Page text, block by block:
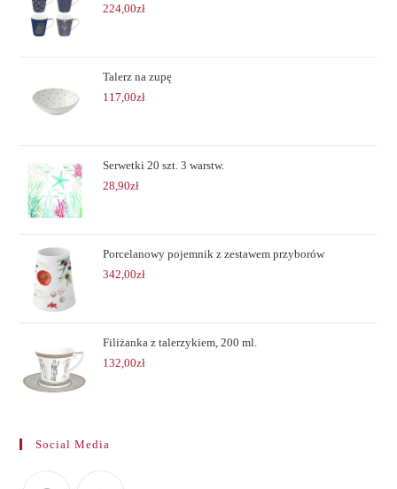
224,00zł
Talerz na zupę
117,00zł
Serwetki 20 szt. 3 warstw.
28,90zł
Porcelanowy pojemnik z zestawem przyborów
342,00zł
Filiżanka z talerzykiem, 200 ml.
132,00zł
Social Media